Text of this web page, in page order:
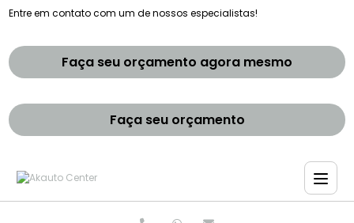
Entre em contato com um de nossos especialistas!
Faça seu orçamento agora mesmo
Faça seu orçamento